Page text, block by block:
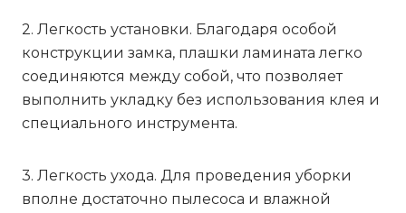
2. Легкость установки. Благодаря особой
конструкции замка, плашки ламината легко
соединяются между собой, что позволяет
выполнить укладку без использования клея и
специального инструмента.
3. Легкость ухода. Для проведения уборки
вполне достаточно пылесоса и влажной